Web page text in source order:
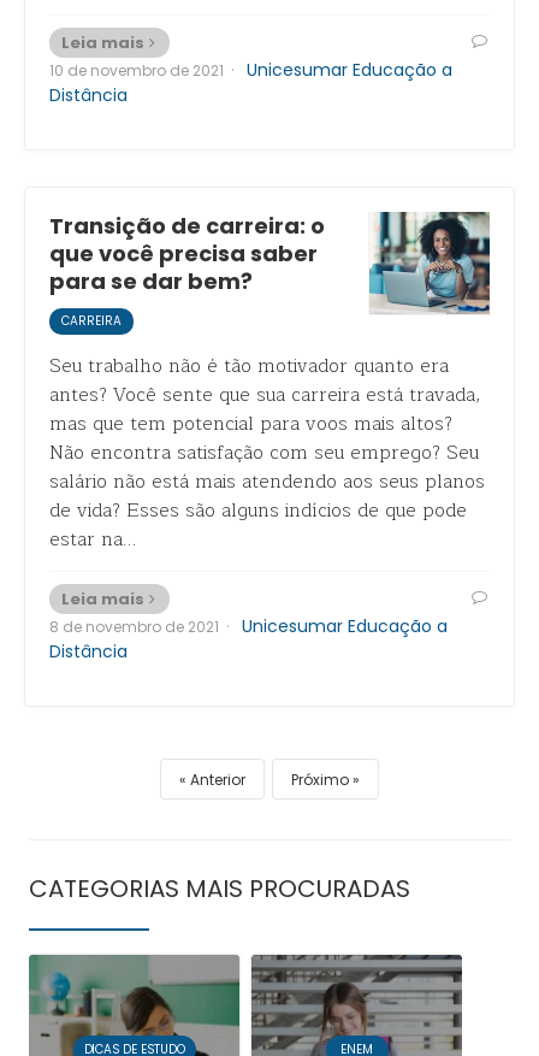
Leia mais
10 de novembro de 2021 · Unicesumar Educação a
Distância
Transição de carreira: o
que você precisa saber
para se dar bem?
CARREIRA
Seu trabalho não é tão motivador quanto era
antes? Você sente que sua carreira está travada,
mas que tem potencial para voos mais altos?
Não encontra satisfação com seu emprego? Seu
salário não está mais atendendo aos seus planos
de vida? Esses são alguns indícios de que pode
estar na…
Leia mais
8 de novembro de 2021 · Unicesumar Educação a
Distância
Anterior Próximo
CATEGORIAS MAIS PROCURADAS
DICAS DE ESTUDO ENEM